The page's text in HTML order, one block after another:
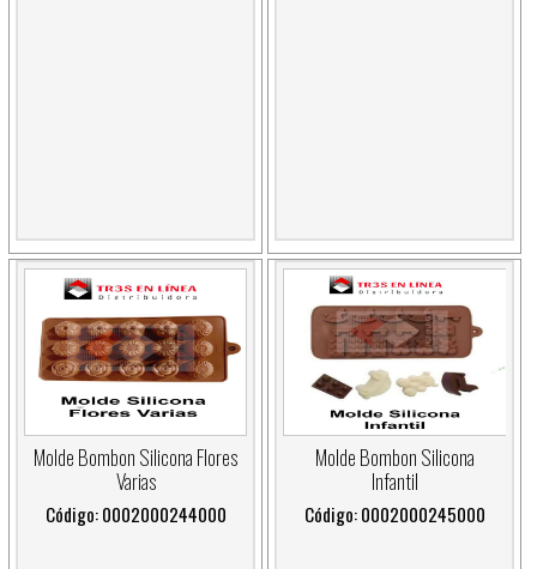
Molde Bombon Silicona Flores
Varias
Código: 0002000244000
Molde Bombon Silicona
Infantil
Código: 0002000245000